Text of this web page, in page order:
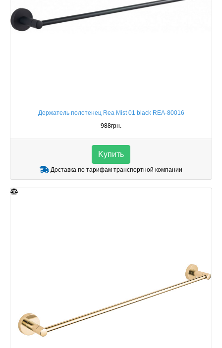
Держатель полотенец Rea Mist 01 black REA-80016
988грн.
Kупить
Доставка по тарифам транспортной компании